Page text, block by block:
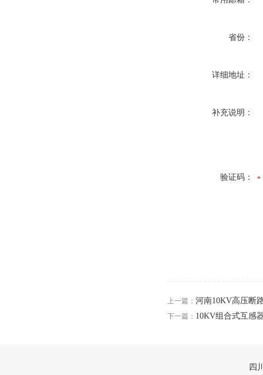
省份：
详细地址：
补充说明：
验证码：
上一篇： 河南10KV高压断
下一篇： 10KV组合式互感
四